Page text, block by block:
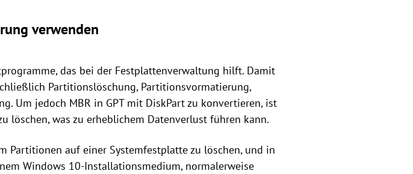
verwenden
das bei der Festplattenverwaltung hilft. Damit
Partitionslöschung, Partitionsvormatierung,
Um jedoch MBR in GPT mit DiskPart zu konvertieren, ist
löschen, was zu erheblichem Datenverlust führen kann.
Partitionen auf einer Systemfestplatte zu löschen, und in
Windows 10-Installationsmedium, normalerweise